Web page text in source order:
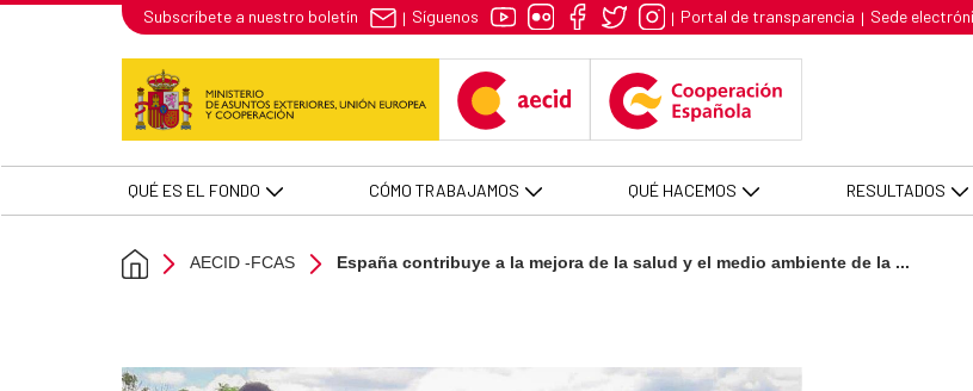
Skip to Main Content
España contribuye a la mejora de la salud y el medio
Subscríbete a nuestro boletín | Síguenos | Portal de transparencia | Sede
QUÉ ES EL FONDO CÓMO TRABAJAMOS QUÉ HACEMOS RESULTADOS
AECID -FCAS España contribuye a la mejora de la salud y el medio ambiente de la ...